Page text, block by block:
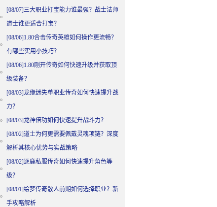
[08/07]三大职业打宝能力谁最强？战士法师
道士谁更适合打宝？
[08/06]1.80合击传奇英雄如何操作更流畅？
有哪些实用小技巧？
[08/06]1.80刚开传奇如何快速升级并获取顶
级装备？
[08/03]龙缘迷失单职业传奇如何快速提升战
力？
[08/03]龙神倍功如何快速提升战斗力？
[08/02]道士为何更需要佩戴灵魂项链？深度
解析其核心优势与实战策略
[08/02]逐鹿私服传奇如何快速提升角色等
级？
[08/01]绘梦传奇散人前期如何选择职业？新
手攻略解析